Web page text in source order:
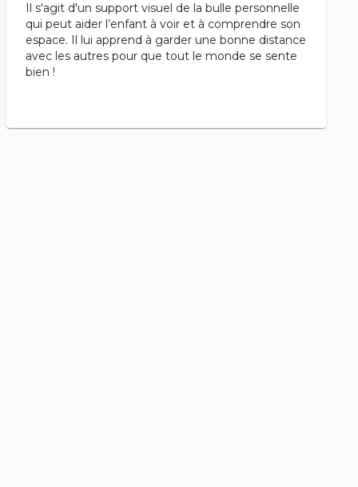
Il s'agit d'un support visuel de la bulle personnelle
qui peut aider l’enfant à voir et à comprendre son
espace. Il lui apprend à garder une bonne distance
avec les autres pour que tout le monde se sente
bien !